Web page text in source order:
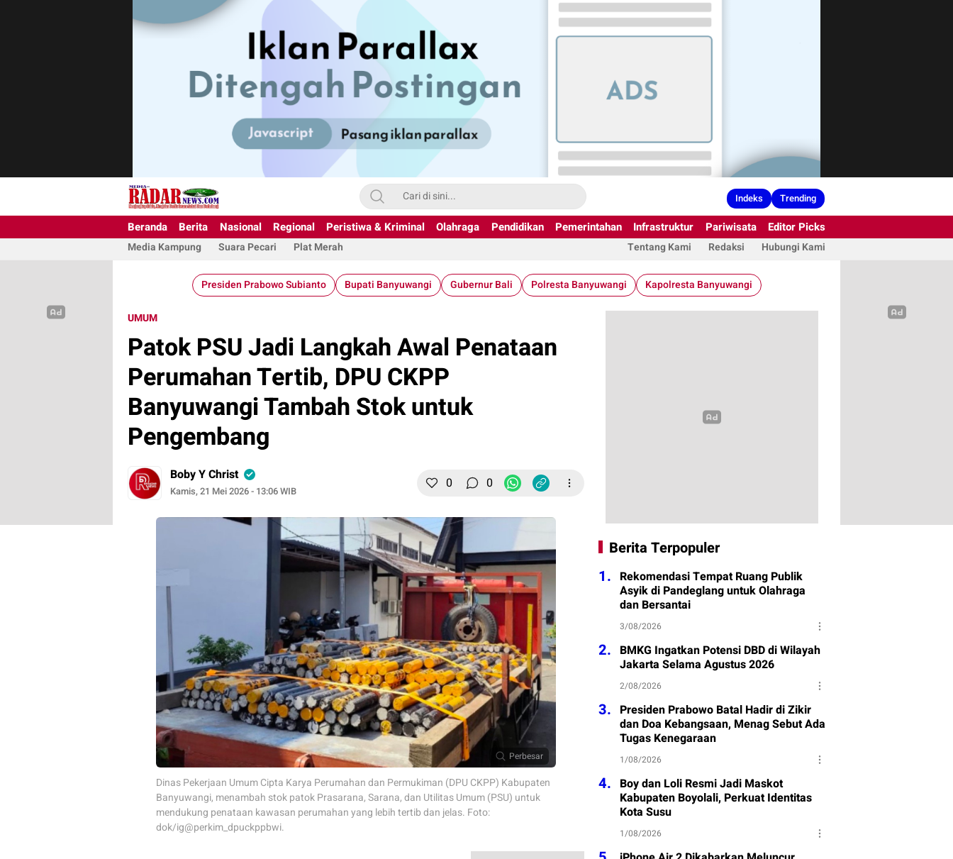
Indeks Trending
Beranda Berita Nasional Regional Peristiwa & Kriminal Olahraga Pendidikan Pemerintahan Infrastruktur Pariwisata Editor Picks
Media Kampung Suara Pecari Plat Merah Tentang Kami Redaksi Hubungi Kami
Presiden Prabowo Subianto Bupati Banyuwangi Gubernur Bali Polresta Banyuwangi Kapolresta Banyuwangi
UMUM
Patok PSU Jadi Langkah Awal Penataan
Perumahan Tertib, DPU CKPP
Banyuwangi Tambah Stok untuk
Pengembang
Boby Y Christ
Kamis, 21 Mei 2026 - 13:06 WIB 0 0
Perbesar
Dinas Pekerjaan Umum Cipta Karya Perumahan dan Permukiman (DPU CKPP) Kabupaten
Banyuwangi, menambah stok patok Prasarana, Sarana, dan Utilitas Umum (PSU) untuk
mendukung penataan kawasan perumahan yang lebih tertib dan jelas. Foto:
dok/ig@perkim_dpuckppbwi.
Berita Terpopuler
1. Rekomendasi Tempat Ruang Publik
Asyik di Pandeglang untuk Olahraga
dan Bersantai
3/08/2026
2. BMKG Ingatkan Potensi DBD di Wilayah
Jakarta Selama Agustus 2026
2/08/2026
3. Presiden Prabowo Batal Hadir di Zikir
dan Doa Kebangsaan, Menag Sebut Ada
Tugas Kenegaraan
1/08/2026
4. Boy dan Loli Resmi Jadi Maskot
Kabupaten Boyolali, Perkuat Identitas
Kota Susu
1/08/2026